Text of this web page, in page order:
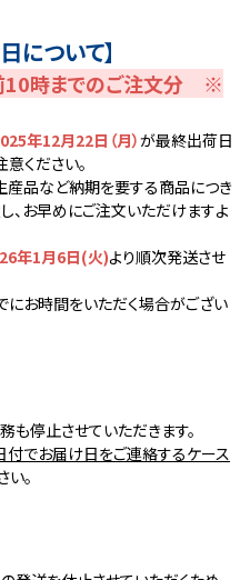
ついて】
時までのご注文分 ※
年12月22日（月）が最終出荷日
ください。
産品など納期を要する商品につき
、お早めにご注文いただけますよ
年1月6日(火)より順次発送させ
お時間をいただく場合がござい
停止させていただきます。
付でお届け日をご連絡するケース
。